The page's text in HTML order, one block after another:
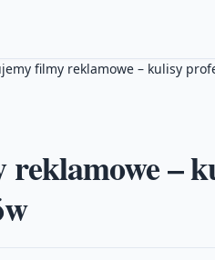
filmy reklamowe – kulisy
–